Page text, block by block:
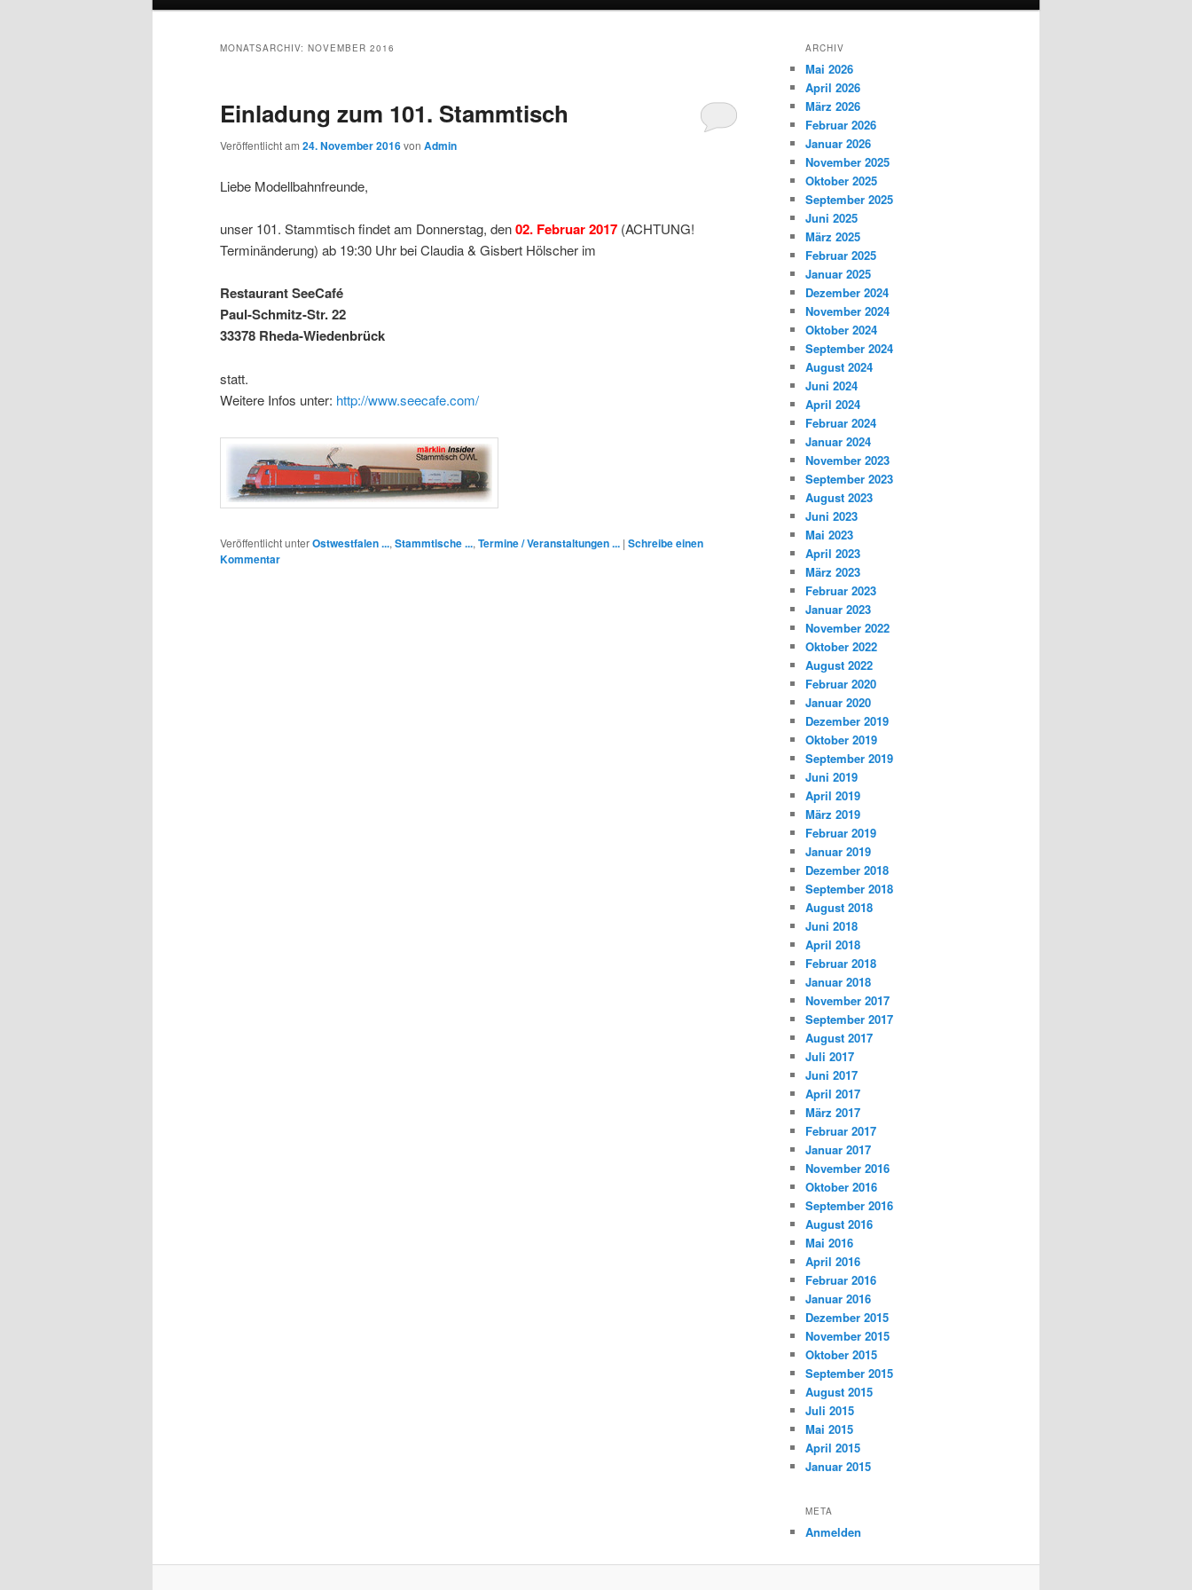
MONATSARCHIV: NOVEMBER 2016
Einladung zum 101. Stammtisch
Veröffentlicht am 24. November 2016von Admin
Liebe Modellbahnfreunde,
unser 101. Stammtisch findet am Donnerstag, den02. Februar 2017 (ACHTUNG!
Terminänderung) ab 19:30 Uhr bei Claudia & Gisbert Hölscher im
Restaurant SeeCafé
Paul-Schmitz-Str. 22
33378 Rheda-Wiedenbrück
statt.
Weitere Infos unter: http://www.seecafe.com/
Veröffentlicht unterOstwestfalen ...,Stammtische ...,Termine / Veranstaltungen ... | Schreibe einen
Kommentar
ARCHIV
Mai 2026
April 2026
März 2026
Februar 2026
Januar 2026
November 2025
Oktober 2025
September 2025
Juni 2025
März 2025
Februar 2025
Januar 2025
Dezember 2024
November 2024
Oktober 2024
September 2024
August 2024
Juni 2024
April 2024
Februar 2024
Januar 2024
November 2023
September 2023
August 2023
Juni 2023
Mai 2023
April 2023
März 2023
Februar 2023
Januar 2023
November 2022
Oktober 2022
August 2022
Februar 2020
Januar 2020
Dezember 2019
Oktober 2019
September 2019
Juni 2019
April 2019
März 2019
Februar 2019
Januar 2019
Dezember 2018
September 2018
August 2018
Juni 2018
April 2018
Februar 2018
Januar 2018
November 2017
September 2017
August 2017
Juli 2017
Juni 2017
April 2017
März 2017
Februar 2017
Januar 2017
November 2016
Oktober 2016
September 2016
August 2016
Mai 2016
April 2016
Februar 2016
Januar 2016
Dezember 2015
November 2015
Oktober 2015
September 2015
August 2015
Juli 2015
Mai 2015
April 2015
Januar 2015
META
Anmelden